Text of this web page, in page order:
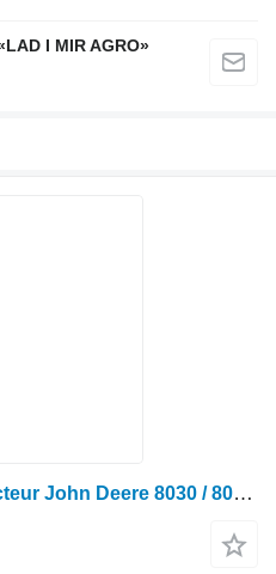
I MIR AGRO»
Moyeu RE252517 pour tracteur John Deere 8030 / 8030T,8130, 8230, 8230T, 8330, 8330T, 8430, 8430T, 8530